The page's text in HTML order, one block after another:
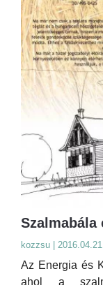
Szalmabála
kozzsu |
Az Energia és
ahol a